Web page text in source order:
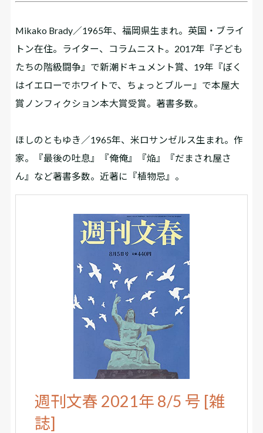
Mikako Brady／1965年、福岡県生まれ。英国・ブライ
トン在住。ライター、コラムニスト。2017年『子ども
たちの階級闘争』で新潮ドキュメント賞、19年『ぼく
はイエローでホワイトで、ちょっとブルー』で本屋大
賞ノンフィクション本大賞受賞。著書多数。
ほしのともゆき／1965年、米ロサンゼルス生まれ。作
家。『最後の吐息』『俺俺』『焔』『だまされ屋さ
ん』など著書多数。近著に『植物忌』。
週刊文春 2021年 8/5 号 [雑
誌]